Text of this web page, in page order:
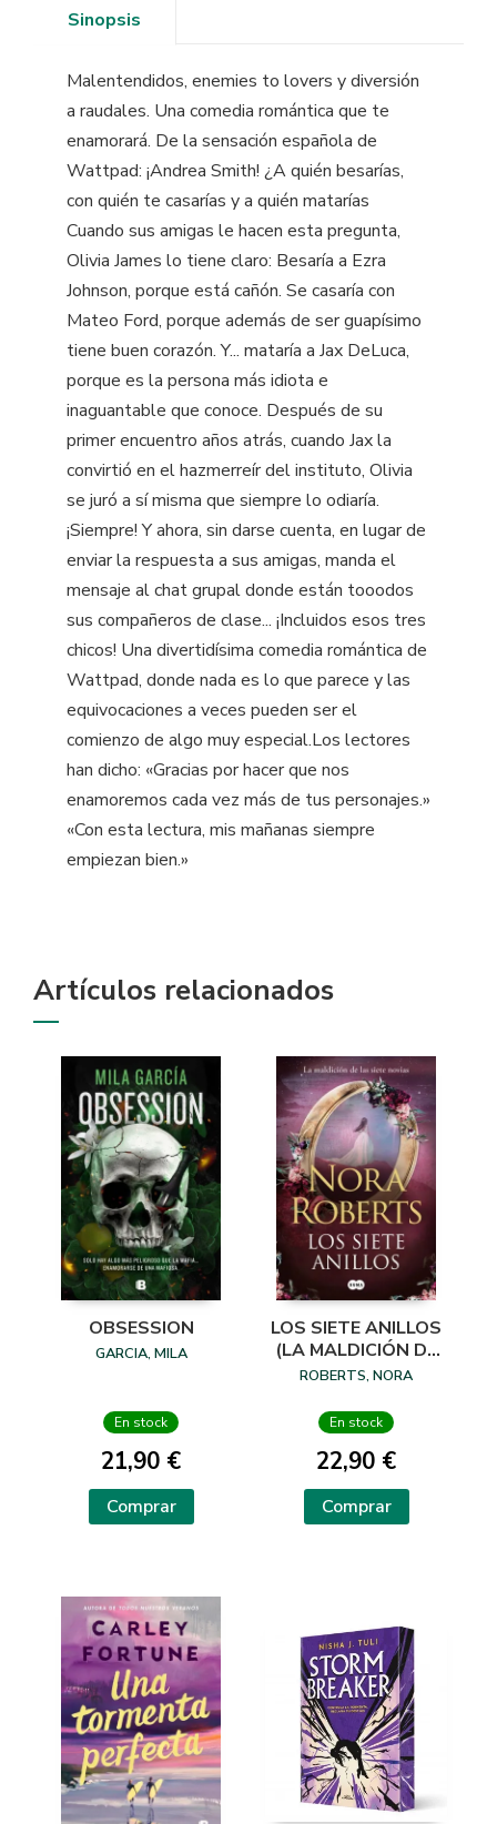
Sinopsis
Malentendidos, enemies to lovers y diversión
a raudales. Una comedia romántica que te
enamorará. De la sensación española de
Wattpad: ¡Andrea Smith! ¿A quién besarías,
con quién te casarías y a quién matarías
Cuando sus amigas le hacen esta pregunta,
Olivia James lo tiene claro: Besaría a Ezra
Johnson, porque está cañón. Se casaría con
Mateo Ford, porque además de ser guapísimo
tiene buen corazón. Y... mataría a Jax DeLuca,
porque es la persona más idiota e
inaguantable que conoce. Después de su
primer encuentro años atrás, cuando Jax la
convirtió en el hazmerreír del instituto, Olivia
se juró a sí misma que siempre lo odiaría.
¡Siempre! Y ahora, sin darse cuenta, en lugar de
enviar la respuesta a sus amigas, manda el
mensaje al chat grupal donde están tooodos
sus compañeros de clase... ¡Incluidos esos tres
chicos! Una divertidísima comedia romántica de
Wattpad, donde nada es lo que parece y las
equivocaciones a veces pueden ser el
comienzo de algo muy especial.Los lectores
han dicho: «Gracias por hacer que nos
enamoremos cada vez más de tus personajes.»
«Con esta lectura, mis mañanas siempre
empiezan bien.»
Artículos relacionados
OBSESSION
GARCIA, MILA
En stock
21,90 €
Comprar
LOS SIETE ANILLOS
(LA MALDICIÓN DE
LAS SIETE NOVIAS
ROBERTS, NORA
En stock
22,90 €
Comprar